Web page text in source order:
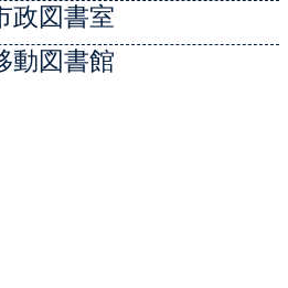
政図書室
動図書館